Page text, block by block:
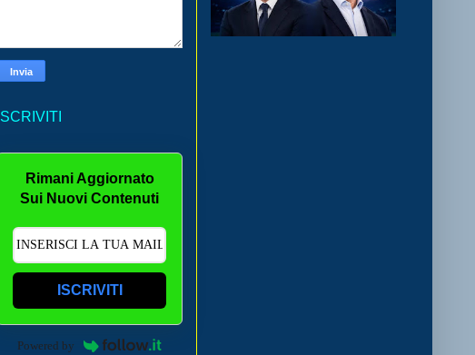
ISCRIVITI
Rimani Aggiornato
Sui Nuovi Contenuti
ISCRIVITI
Powered by